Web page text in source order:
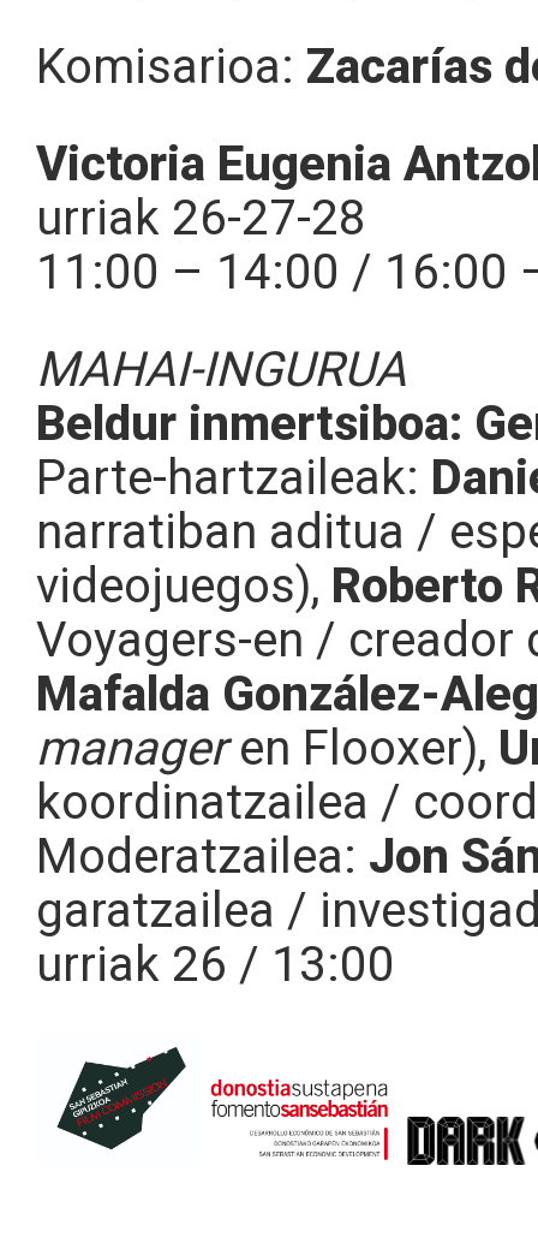
Komisarioa: Zacarías
Victoria Eugenia
urriak 26-27-28
11:00 – 14:00 / 16:00
MAHAI-INGURUA
Beldur inmertsiboa:
Parte-hartzaileak:
narratiban aditua /
videojuegos), Roberto
Voyagers-en / creador
Mafalda González-
manageren Flooxer),
koordinatzailea /
Moderatzailea: Jon
garatzailea /
urriak 26 / 13:00